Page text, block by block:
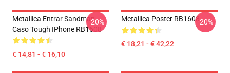
Metallica Entrar Sandman
Caso Tough IPhone RB1608
€ 14,81 - € 16,10
-20% Metallica Poster RB1608
€ 18,21 - € 42,22
-20%